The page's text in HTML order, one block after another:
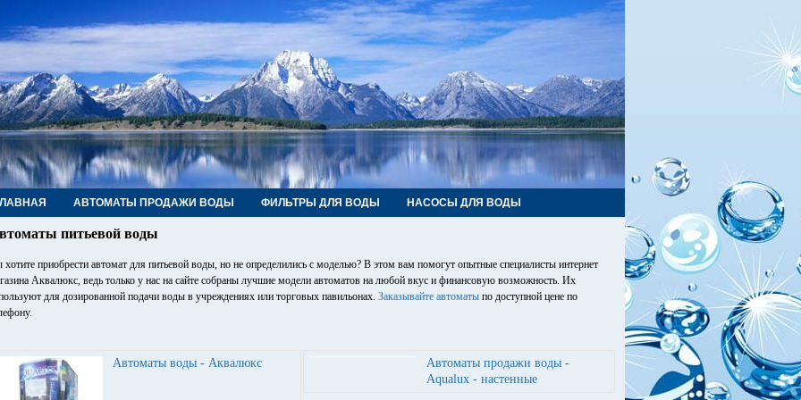
АВТОМАТЫ ПРОДАЖИ ВОДЫ ФИЛЬТРЫ ДЛЯ ВОДЫ НАСОСЫ ДЛЯ ВОДЫ
ФИТИНГИ, КРАНЫ
питьевой воды
приобрести автомат для питьевой воды, но не определились с моделью? В этом вам помогут опытные специалисты интернет
Аквалюкс, ведь только у нас на сайте собраны лучшие модели автоматов на любой вкус и финансовую возможность. Их
для дозированной подачи воды в учреждениях или торговых павильонах. Заказывайте автоматы по доступной цене по
Автоматы воды - Аквалюкс
Автоматы продажи воды -
Aqualux - настенные